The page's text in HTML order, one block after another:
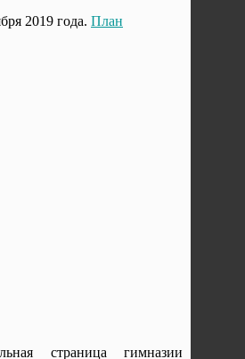
2019 года. План
страница гимназии